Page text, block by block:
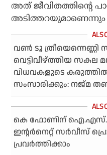
അത് ജീവിതത്തിന്റെ
അടിത്തറയുമാണെന്നും
വണ്‍ ടൂ ത്രീയെന്നെണ്ണി
വെട്ടിവീഴ്ത്തിയ
വിധവകളുടെ
സംസാരിക്കും: നജ്മ
കെ ഫോണിന്
ഇന്റര്‍നെറ്റ് സര്‍വീസ്
പ്രവര്‍ത്തിക്കാം